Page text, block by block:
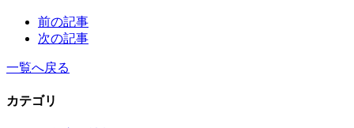
前の記事
次の記事
一覧へ戻る
カテゴリ